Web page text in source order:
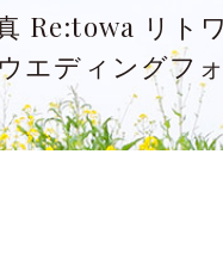
大宮
Re:towa リト
エディングフ